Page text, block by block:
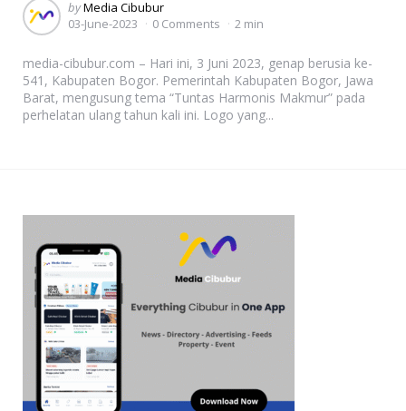
Posted
by
byMedia Cibubur
03-June-2023
0 Comments 2 min
media-cibubur.com – Hari ini, 3 Juni 2023, genap berusia ke-
541, Kabupaten Bogor. Pemerintah Kabupaten Bogor, Jawa
Barat, mengusung tema “Tuntas Harmonis Makmur” pada
perhelatan ulang tahun kali ini. Logo yang...